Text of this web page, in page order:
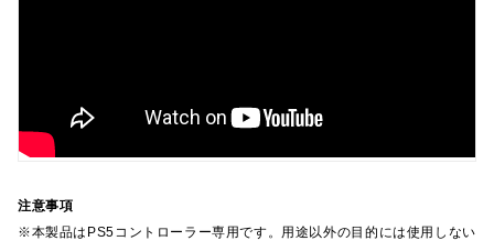
注意事項
※本製品はPS5コントローラー専用です。用途以外の目的には使用しない